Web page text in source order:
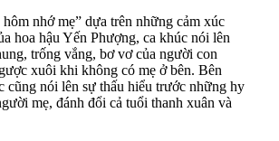
nhớ mẹ” dựa trên những cảm xúc
hoa hậu Yến Phượng, ca khúc nói lên
trống vắng, bơ vơ của người con
xuôi khi không có mẹ ở bên. Bên
cũng nói lên sự thấu hiểu trước những hy
mẹ, đánh đổi cả tuổi thanh xuân và